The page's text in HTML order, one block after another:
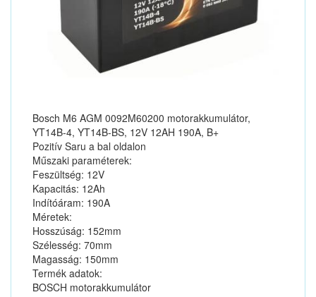
Bosch M6 AGM 0092M60200 motorakkumulátor,
YT14B-4, YT14B-BS, 12V 12AH 190A, B+
Pozitív Saru a bal oldalon
Műszaki paraméterek:
Feszültség: 12V
Kapacitás: 12Ah
Indítóáram: 190A
Méretek:
Hosszúság: 152mm
Szélesség: 70mm
Magasság: 150mm
Termék adatok:
BOSCH motorakkumulátor